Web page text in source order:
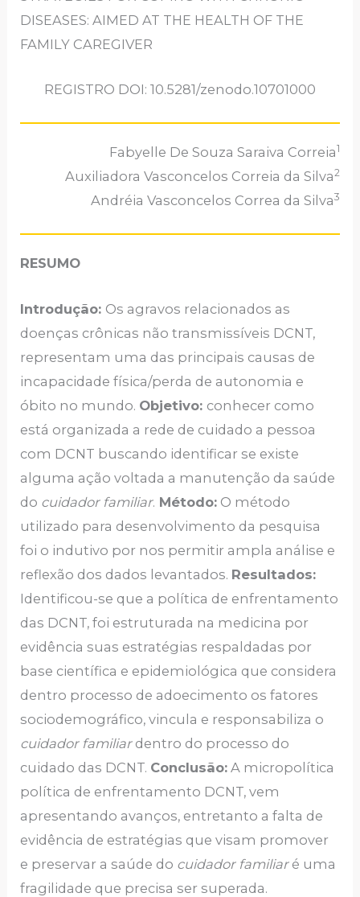
DISEASES: AIMED AT THE HEALTH OF THE
FAMILY CAREGIVER
REGISTRO DOI: 10.5281/zenodo.10701000
Fabyelle De Souza Saraiva Correia1
Auxiliadora Vasconcelos Correia da Silva2
Andréia Vasconcelos Correa da Silva3
RESUMO
Introdução: Os agravos relacionados as
doenças crônicas não transmissíveis DCNT,
representam uma das principais causas de
incapacidade física/perda de autonomia e
óbito no mundo. Objetivo: conhecer como
está organizada a rede de cuidado a pessoa
com DCNT buscando identificar se existe
alguma ação voltada a manutenção da saúde
do cuidador familiar. Método: O método
utilizado para desenvolvimento da pesquisa
foi o indutivo por nos permitir ampla análise e
reflexão dos dados levantados. Resultados:
Identificou-se que a política de enfrentamento
das DCNT, foi estruturada na medicina por
evidência suas estratégias respaldadas por
base científica e epidemiológica que considera
dentro processo de adoecimento os fatores
sociodemográfico, vincula e responsabiliza o
cuidador familiardentro do processo do
cuidado das DCNT. Conclusão: A micropolítica
política de enfrentamento DCNT, vem
apresentando avanços, entretanto a falta de
evidência de estratégias que visam promover
e preservar a saúde do cuidador familiaré uma
fragilidade que precisa ser superada.